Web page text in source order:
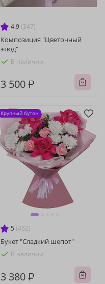
4.9 (347)
Композиция "Цветочный
этюд"
В наличии
3 500 ₽
5 (462)
Букет "Сладкий шепот"
В наличии
3 380 ₽
Крупный бутон